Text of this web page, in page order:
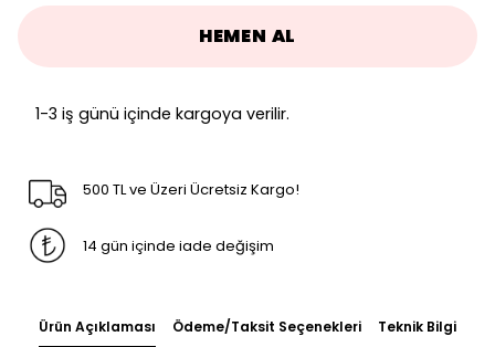
HEMEN AL
1-3 iş günü içinde kargoya verilir.
500 TL ve Üzeri Ücretsiz Kargo!
14 gün içinde iade değişim
Ürün Açıklaması Ödeme/Taksit Seçenekleri Teknik Bilgi